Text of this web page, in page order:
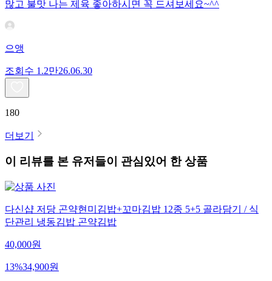
많고 불맛 나는 제육 좋아하시면 꼭 드셔보세요~^^
으앵
조회수 1.2만26.06.30
180
더보기
이 리뷰를 본 유저들이 관심있어 한 상품
다신샵 저당 곤약현미김밥+꼬마김밥 12종 5+5 골라담기 / 식
단관리 냉동김밥 곤약김밥
40,000원
13%34,900원